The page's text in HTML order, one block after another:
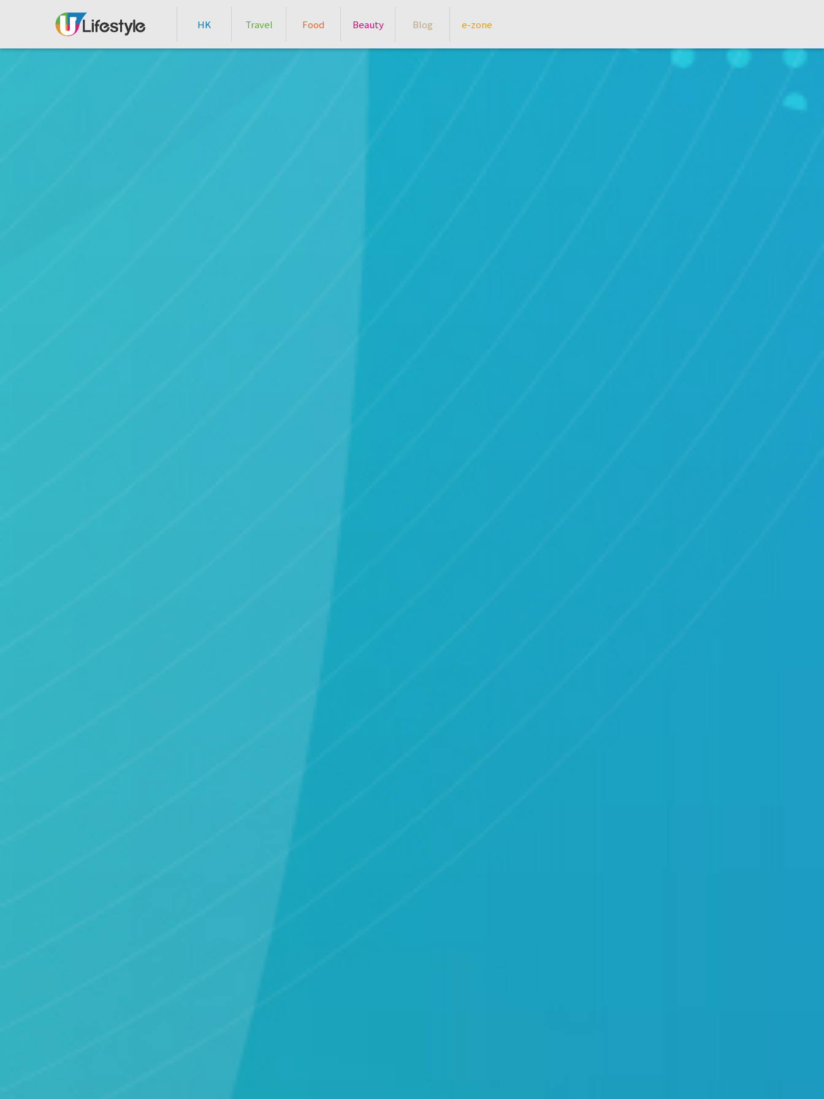
HK Travel Food Beauty Blog e-zone